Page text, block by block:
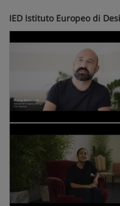
IED Istituto Europeo di